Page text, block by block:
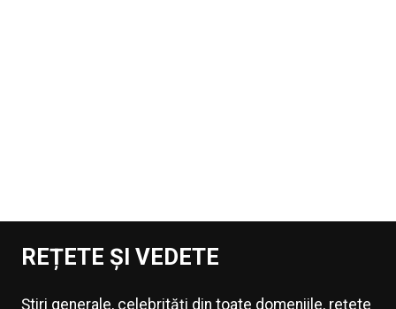
REȚETE ȘI VEDETE
Știri generale, celebrități din toate domeniile, rețete